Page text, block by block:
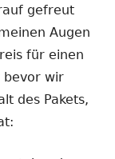
gefreut
Augen
für einen
bevor wir
des Pakets,